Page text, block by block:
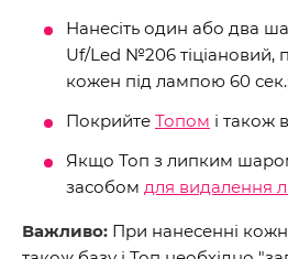
Нанесіть один або два
Uf/Led №206 тіціановий,
кожен під лампою 60
Покрийте Топом і також
Якщо Топ з липким
засобом для видалення
Важливо: При нанесенні